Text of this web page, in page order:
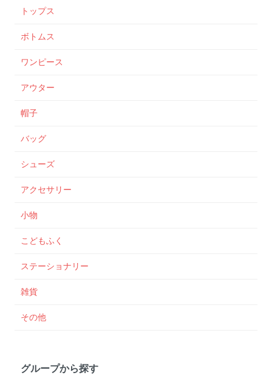
トップス
ボトムス
ワンピース
アウター
帽子
バッグ
シューズ
アクセサリー
小物
こどもふく
ステーショナリー
雑貨
その他
グループから探す